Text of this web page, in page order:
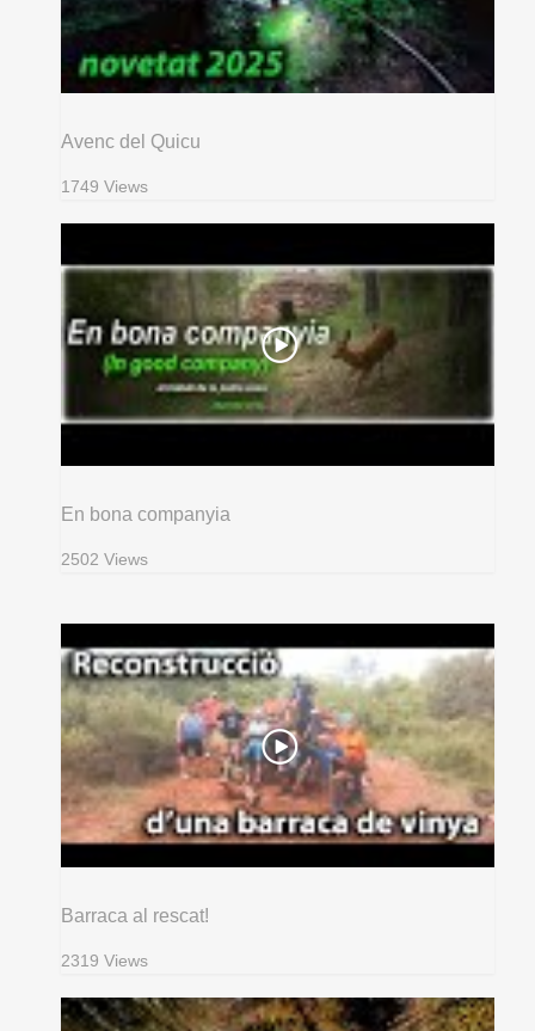
Avenc del Quicu
1749 Views
En bona companyia
2502 Views
Barraca al rescat!
2319 Views